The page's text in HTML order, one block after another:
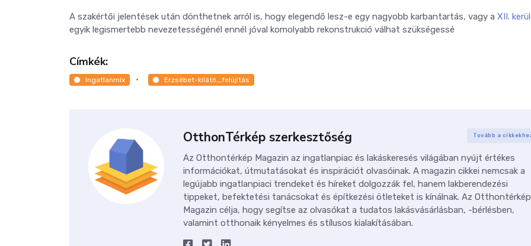
A szakértői jelentések után dönthetnek arról is, hogy elegendő lesz-e egy nagyobb karbantartás, vagy a XII.
egyik legismertebb nevezetességénél ennél jóval komolyabb rekonstrukció válhat szükségessé
Címkék:
Ingatlanmix Erzsébet-kilátó_felújítás
OtthonTérkép szerkesztőség Tovább a
Az Otthontérkép Magazin az ingatlanpiac és lakáskeresés világában nyújt értékes
információkat, útmutatásokat és inspirációt olvasóinak. A magazin cikkei nemcsak a
legújabb ingatlanpiaci trendeket és híreket dolgozzák fel, hanem lakberendezési
tippeket, befektetési tanácsokat és építkezési ötleteket is kínálnak. Az Otthontérkép
Magazin célja, hogy segítse az olvasókat a tudatos lakásvásárlásban, -bérlésben,
valamint otthonaik kényelmes és stílusos kialakításában.